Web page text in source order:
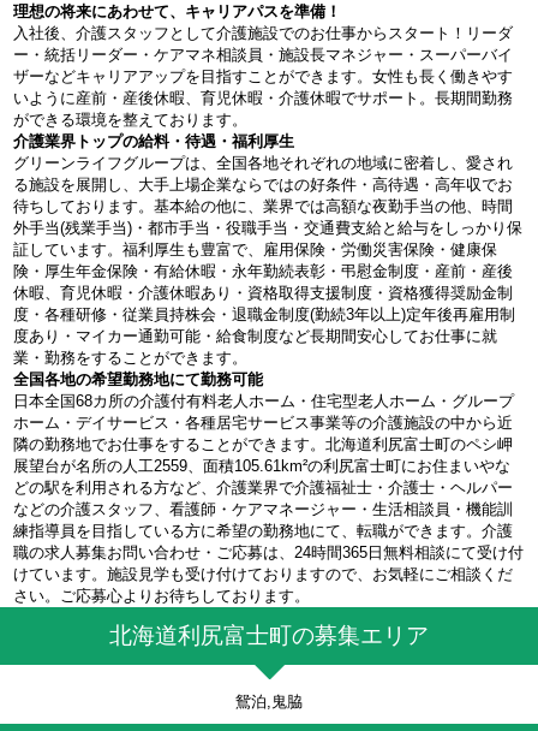
理想の将来にあわせて、キャリアパスを準備！
入社後、介護スタッフとして介護施設でのお仕事からスタート！リーダ
ー・統括リーダー・ケアマネ相談員・施設長マネジャー・スーパーバイ
ザーなどキャリアアップを目指すことができます。女性も長く働きやす
いように産前・産後休暇、育児休暇・介護休暇でサポート。長期間勤務
ができる環境を整えております。
介護業界トップの給料・待遇・福利厚生
グリーンライフグループは、全国各地それぞれの地域に密着し、愛され
る施設を展開し、大手上場企業ならではの好条件・高待遇・高年収でお
待ちしております。基本給の他に、業界では高額な夜勤手当の他、時間
外手当(残業手当)・都市手当・役職手当・交通費支給と給与をしっかり保
証しています。福利厚生も豊富で、雇用保険・労働災害保険・健康保
険・厚生年金保険・有給休暇・永年勤続表彰・弔慰金制度・産前・産後
休暇、育児休暇・介護休暇あり・資格取得支援制度・資格獲得奨励金制
度・各種研修・従業員持株会・退職金制度(勤続3年以上)定年後再雇用制
度あり・マイカー通勤可能・給食制度など長期間安心してお仕事に就
業・勤務をすることができます。
全国各地の希望勤務地にて勤務可能
日本全国68カ所の介護付有料老人ホーム・住宅型老人ホーム・グループ
ホーム・デイサービス・各種居宅サービス事業等の介護施設の中から近
隣の勤務地でお仕事をすることができます。北海道利尻富士町のペシ岬
展望台が名所の人工2559、面積105.61km²の利尻富士町にお住まいやな
どの駅を利用される方など、介護業界で介護福祉士・介護士・ヘルパー
などの介護スタッフ、看護師・ケアマネージャー・生活相談員・機能訓
練指導員を目指している方に希望の勤務地にて、転職ができます。介護
職の求人募集お問い合わせ・ご応募は、24時間365日無料相談にて受け付
けています。施設見学も受け付けておりますので、お気軽にご相談くだ
さい。ご応募心よりお待ちしております。
北海道利尻富士町の募集エリア
鴛泊,鬼脇